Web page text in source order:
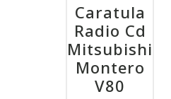
Caratula
Radio Cd
Mitsubishi
Montero
V80